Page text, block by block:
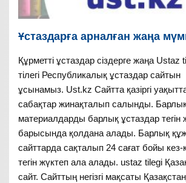
Ұстаздарға арналған жаңа
Құрметті ұстаздар сіздерге жаңа Ustaz
тілегі Республикалық ұстаздар сайтын
ұсынамыз. Ust.kz Сайтта қазіргі
сабақтар жинақталып салынды.
материалдарды барлық ұстаздар тегін
барысында қолдана алады. Барлық
сайттарда сақталып 24 сағат бойы кез-
тегін жүктеп ала алады. ustaz tilegi Қазақ
сайт. Сайттың негізгі мақсаты